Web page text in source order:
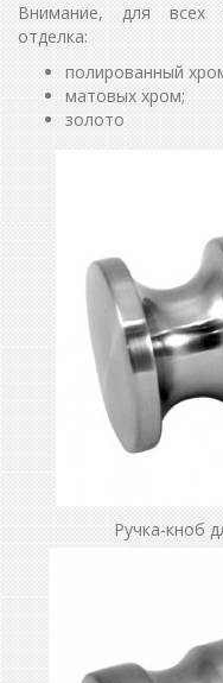
Внимание, для всех
отделка:
полированный
матовых хром;
золото
Ручка-кноб